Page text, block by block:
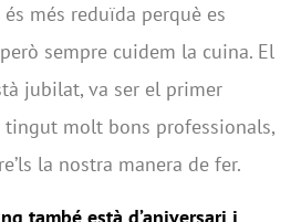
més reduïda perquè es
sempre cuidem la cuina. El
jubilat, va ser el primer
tingut molt bons professionals,
la nostra manera de fer.